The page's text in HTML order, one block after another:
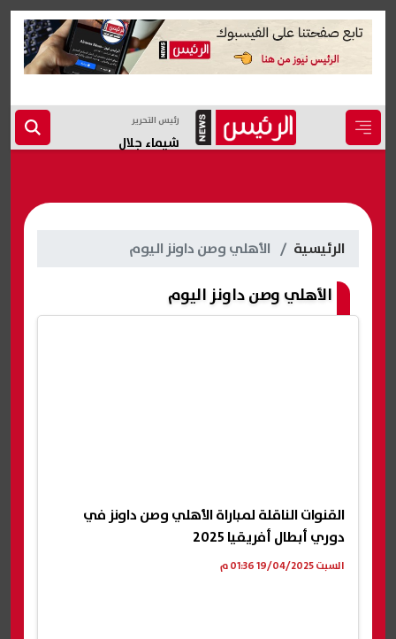
رئيس التحرير
شيماء جلال
الرئيسية الأهلي وصن داونز اليوم
الأهلي وصن داونز اليوم
القنوات الناقلة لمباراة الأهلي وصن داونز في
دوري أبطال أفريقيا 2025
السبت 19/04/2025 01:36 م